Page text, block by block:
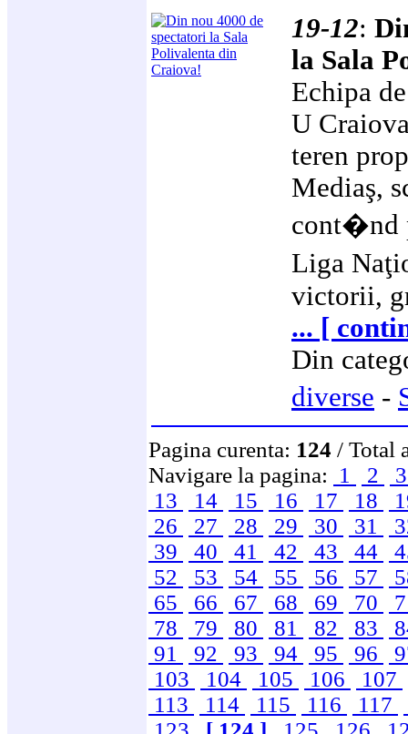
19-12:
la Sala
Echipa
U
teren
Mediaş,
cont�nd
Liga
victorii,
... [
Din
diverse -
Pagina curenta: 124 / Total
Navigare la pagina: 1 2
13
14 15 16 17 18
26
27 28 29 30 31
39
40 41 42 43 44
52
53 54 55 56 57
65
66 67 68 69 70
78
79 80 81 82 83
91
92 93 94 95 96
103
104 105 106
107
113
114 115 116 117